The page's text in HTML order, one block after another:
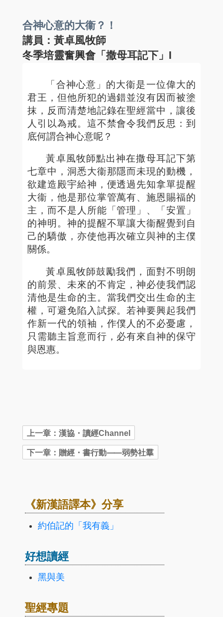
合神心意的大衞？！
講員：黃卓風牧師
冬季培靈奮興會「撒母耳記下」I
「合神心意」的大衞是一位偉大的
君王，但他所犯的過錯並沒有因而被塗
抹，反而清楚地記錄在聖經當中，讓後
人引以為戒。這不禁會令我們反思：到
底何謂合神心意呢？
黃卓風牧師點出神在撒母耳記下第
七章中，洞悉大衞那隱而未現的動機，
欲建造殿宇給神，便透過先知拿單提醒
大衞，他是那位掌管萬有、施恩賜福的
主，而不是人所能「管理」、「安置」
的神明。神的提醒不單讓大衞醒覺到自
己的驕傲，亦使他再次確立與神的主僕
關係。
黃卓風牧師鼓勵我們，面對不明朗
的前景、未來的不肯定，神必使我們認
清他是生命的主。當我們交出生命的主
權，可避免陷入試探。若神要興起我們
作新一代的領袖，作僕人的不必憂慮，
只需聽主旨意而行，必有來自神的保守
與恩惠。
《新漢語譯本》分享
約伯記的「我有義」
好想讀經
黑與美
聖經專題